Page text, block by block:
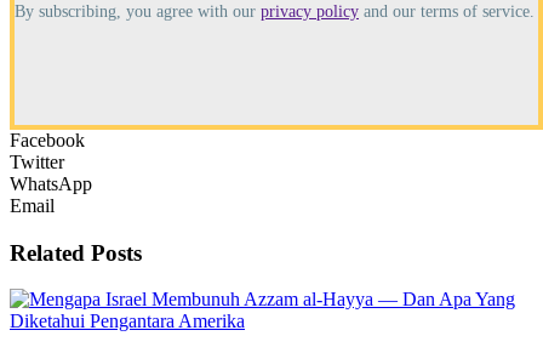
By subscribing, you agree with our privacy policy and our terms of service.
Facebook
Twitter
WhatsApp
Email
Related Posts